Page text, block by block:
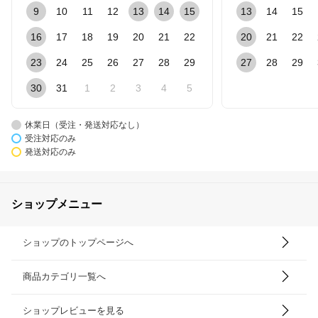
9 10 11 12 13 14 15
16 17 18 19 20 21 22
23 24 25 26 27 28 29
30 31 1 2 3 4 5
13 14 15
20 21 22
27 28 29
休業日（受注・発送対応なし）
受注対応のみ
発送対応のみ
ショップメニュー
ショップのトップページへ
商品カテゴリ一覧へ
ショップレビューを見る